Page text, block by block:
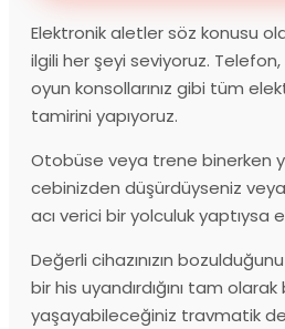
Elektronik aletler söz konusu
ilgili her şeyi seviyoruz.
oyun konsollarınız gibi tüm
tamirini yapıyoruz.
Otobüse veya trene binerken
cebinizden düşürdüyseniz
acı verici bir yolculuk yaptıysa
Değerli cihazınızın
bir his uyandırdığını tam
yaşayabileceğiniz travmatik